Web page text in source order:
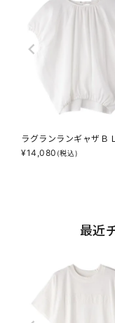
ラグランランギャザＢ
¥14,080 (税込)
最近